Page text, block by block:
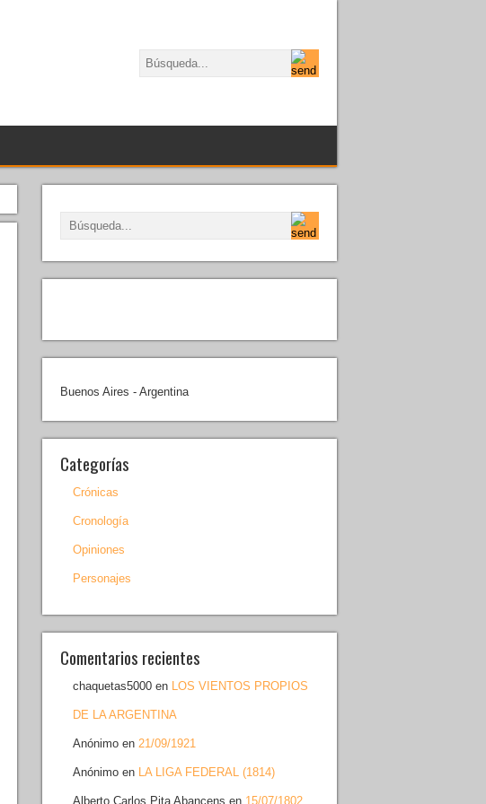
Buenos Aires - Argentina
Categorías
Crónicas
Cronología
Opiniones
Personajes
Comentarios recientes
chaquetas5000 en LOS VIENTOS PROPIOS
DE LA ARGENTINA
Anónimo en 21/09/1921
Anónimo en LA LIGA FEDERAL (1814)
Alberto Carlos Pita Abancens en 15/07/1802